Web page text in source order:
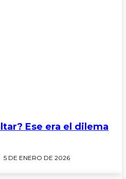
Ese era el dilema
5 DE ENERO DE 2026